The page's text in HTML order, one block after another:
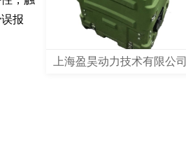
上海盈昊动力技术有限公司
报